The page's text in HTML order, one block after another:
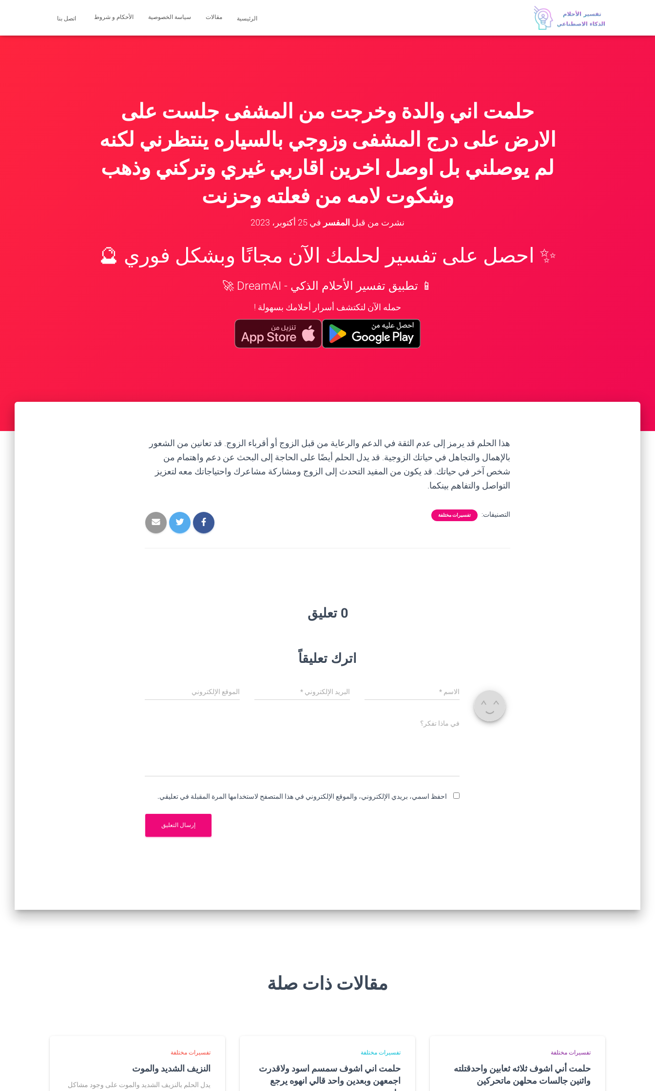
الرئيسية مقالات سياسة الخصوصية الأحكام و شروط اتصل بنا
حلمت اني والدة وخرجت من المشفى جلست على
الارض على درج المشفى وزوجي بالسياره ينتظرني لكنه
لم يوصلني بل اوصل اخرين اقاربي غيري وتركني وذهب
وشكوت لامه من فعلته وحزنت
نشرت من قبل المفسر في 25 أكتوبر، 2023
✨ احصل على تفسير لحلمك الآن مجانًا وبشكل فوري 🔮
📱 تطبيق تفسير الأحلام الذكي - DreamAI 🚀
حمله الآن لتكتشف أسرار أحلامك بسهولة !
هذا الحلم قد يرمز إلى عدم الثقة في الدعم والرعاية من قبل الزوج أو أقرباء الزوج. قد تعانين من الشعور
بالإهمال والتجاهل في حياتك الزوجية. قد يدل الحلم أيضًا على الحاجة إلى البحث عن دعم واهتمام من
شخص آخر في حياتك. قد يكون من المفيد التحدث إلى الزوج ومشاركة مشاعرك واحتياجاتك معه لتعزيز
التواصل والتفاهم بينكما.
التصنيفات: تفسيرات مختلفة
0 تعليق
اترك تعليقاً
الاسم * البريد الإلكتروني* الموقع الإلكتروني
في ماذا تفكر؟
احفظ اسمي، بريدي الإلكتروني، والموقع الإلكتروني في هذا المتصفح لاستخدامها المرة المقبلة في تعليقي.
مقالات ذات صلة
تفسيرات مختلفة
حلمت أني اشوف ثلاثه ثعابين واحدقتلته
واثنين جالسات محلهن ماتحركين
تفسيرات مختلفة
حلمت اني اشوف سمسم اسود ولاقدرت
اجمعهن وبعدين واحد قالي انهوه يرجع
تفسيرات مختلفة
النزيف الشديد والموت
يدل الحلم بالنزيف الشديد والموت على وجود مشاكل